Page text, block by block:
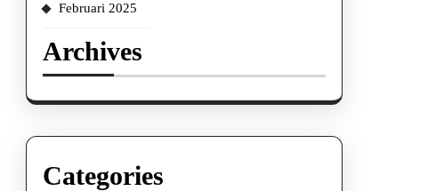
Februari 2025
Archives
Categories